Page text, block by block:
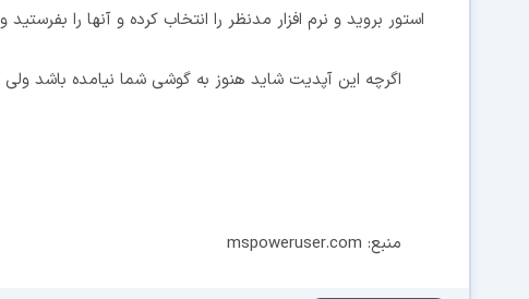
استور بروید و نرم افزار مدنظر را انتخاب کرده و آنها را
اگرچه این آپدیت شاید هنوز به گوشی شما نیامده باشد
منبع: mspoweruser.com